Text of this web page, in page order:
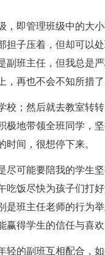
，即管理班级中的大
担子压着，但却可以
副班主任，但我总是
再也不会不知所措了
校；然后就去教室转
极地带领全班同学，
间，很想停下来。
尽可能要陪我的学生
吃饭尽快为孩子们打
是班主任老师的行为
得学生的信任与喜欢
轻的副班互相配合，